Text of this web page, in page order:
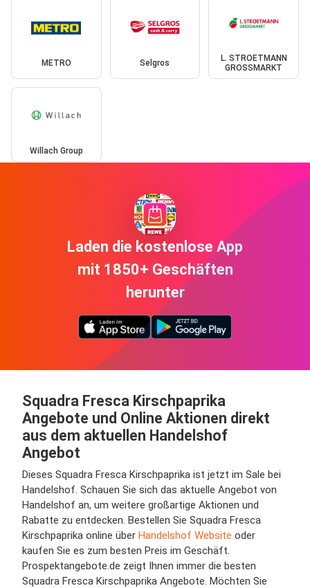
METRO Selgros
L. STROETMANN
GROSSMARKT
Willach Group
Laden die kostenlose App
mit 1850+ Geschäften
herunter
Squadra Fresca Kirschpaprika
Angebote und Online Aktionen direkt
aus dem aktuellen Handelshof
Angebot
Dieses Squadra Fresca Kirschpaprika ist jetzt im Sale bei
Handelshof. Schauen Sie sich das aktuelle Angebot von
Handelshof an, um weitere großartige Aktionen und
Rabatte zu entdecken. Bestellen Sie Squadra Fresca
Kirschpaprika online über Handelshof Website oder
kaufen Sie es zum besten Preis im Geschäft.
Prospektangebote.de zeigt Ihnen immer die besten
Squadra Fresca Kirschpaprika Angebote. Möchten Sie